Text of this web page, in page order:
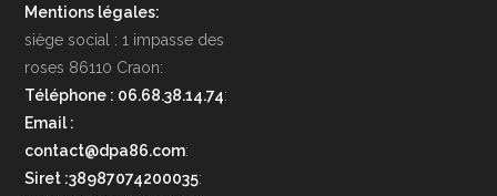
Mentions légales:
siège social : 1 impasse des
roses 86110 Craon:
Téléphone : 06.68.38.14.74:
Email :
contact@dpa86.com:
Siret :38987074200035: